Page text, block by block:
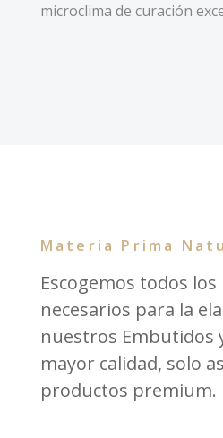
microclima de curación
Materia Prima
Escogemos todos
necesarios para la
nuestros Embutidos
mayor calidad, solo
productos premium.